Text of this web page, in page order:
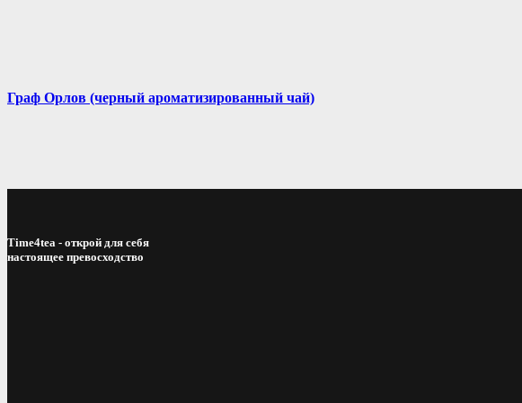
Граф Орлов (черный ароматизированный чай)
Time4tea - открой для себя
настоящее превосходство